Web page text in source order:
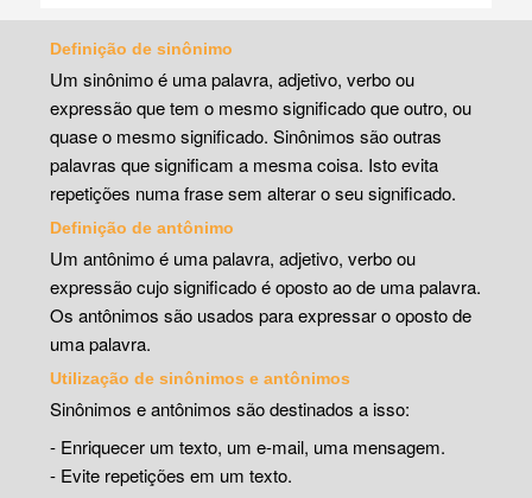
Definição de sinônimo
Um sinônimo é uma palavra, adjetivo, verbo ou
expressão que tem o mesmo significado que outro, ou
quase o mesmo significado. Sinônimos são outras
palavras que significam a mesma coisa. Isto evita
repetições numa frase sem alterar o seu significado.
Definição de antônimo
Um antônimo é uma palavra, adjetivo, verbo ou
expressão cujo significado é oposto ao de uma palavra.
Os antônimos são usados para expressar o oposto de
uma palavra.
Utilização de sinônimos e antônimos
Sinônimos e antônimos são destinados a isso:
- Enriquecer um texto, um e-mail, uma mensagem.
- Evite repetições em um texto.